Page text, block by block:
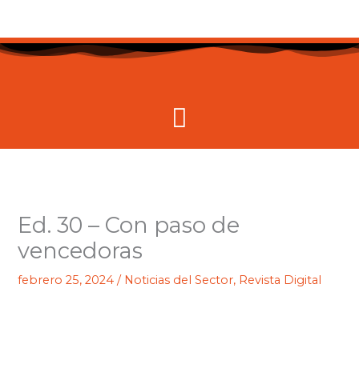
contenido
Menú
Ed. 30 – Con paso de
vencedoras
febrero 25, 2024/ Noticias del Sector, Revista Digital